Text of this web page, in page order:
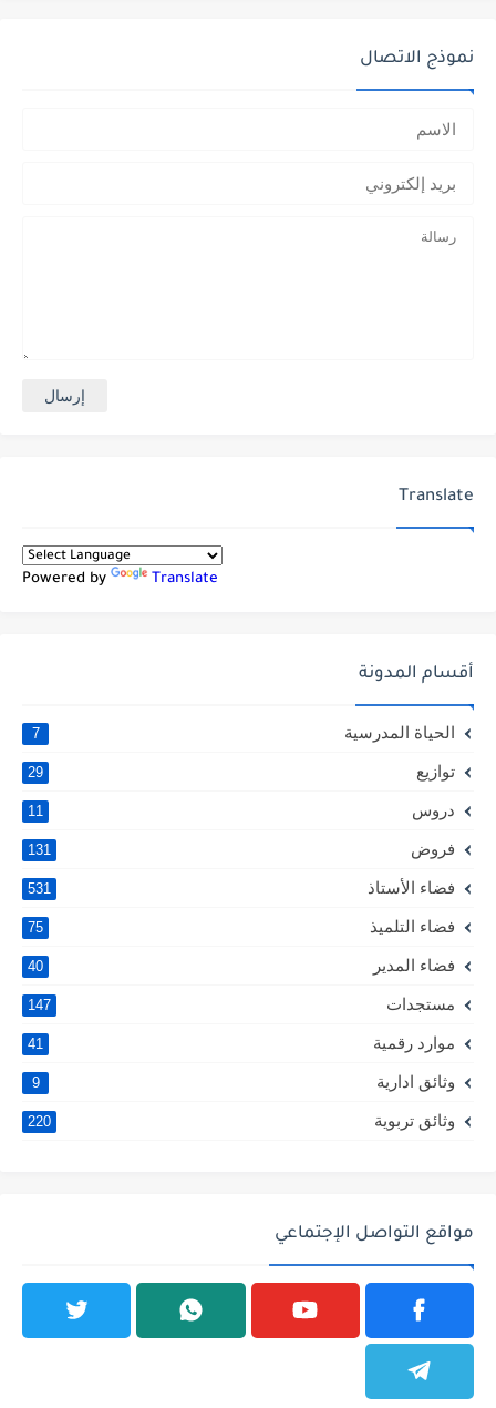
نموذج الاتصال
Translate
Powered by Translate
أقسام المدونة
الحياة المدرسية 7
توازيع 29
دروس 11
فروض 131
فضاء الأستاذ 531
فضاء التلميذ 75
فضاء المدير 40
مستجدات 147
موارد رقمية 41
وثائق ادارية 9
وثائق تربوية 220
مواقع التواصل الإجتماعي